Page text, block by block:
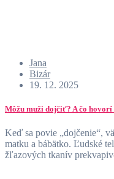
Jana
Bizár
19. 12. 2025
Môžu muži dojčiť? A čo
Keď sa povie „dojčenie“,
matku a bábätko. Ľudské
žľazových tkanív